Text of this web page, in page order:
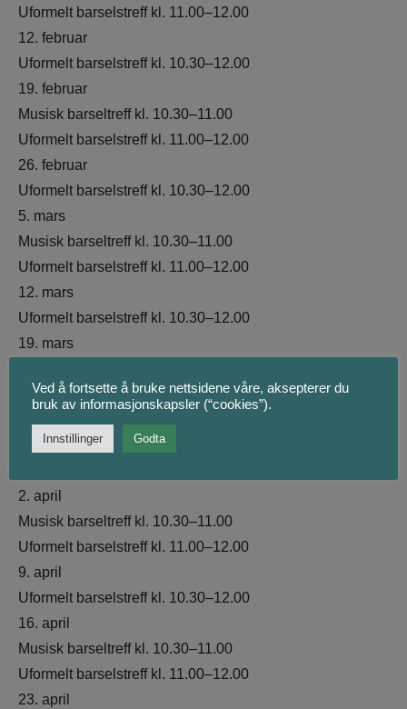
Uformelt barselstreff kl. 11.00–12.00
12. februar
Uformelt barselstreff kl. 10.30–12.00
19. februar
Musisk barseltreff kl. 10.30–11.00
Uformelt barselstreff kl. 11.00–12.00
26. februar
Uformelt barselstreff kl. 10.30–12.00
5. mars
Musisk barseltreff kl. 10.30–11.00
Uformelt barselstreff kl. 11.00–12.00
12. mars
Uformelt barselstreff kl. 10.30–12.00
19. mars
Uformelt barselstreff kl. 11.00–12.00
Lunsjforedrag kl. 10.30–11.00:
2. april
Musisk barseltreff kl. 10.30–11.00
Uformelt barselstreff kl. 11.00–12.00
9. april
Uformelt barselstreff kl. 10.30–12.00
16. april
Musisk barseltreff kl. 10.30–11.00
Uformelt barselstreff kl. 11.00–12.00
23. april
Ved å fortsette å bruke nettsidene våre, aksepterer du
bruk av informasjonskapsler (“cookies”).
Innstillinger Godta